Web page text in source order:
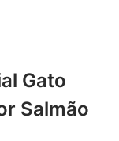
Gato
Salmão